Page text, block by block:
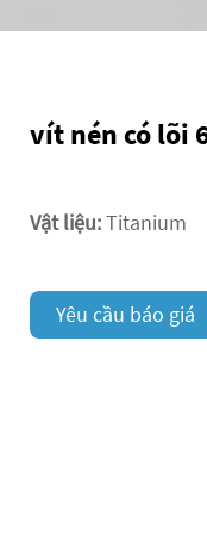
vít nén có lõi
Vật liệu:Titanium
Yêu cầu báo giá